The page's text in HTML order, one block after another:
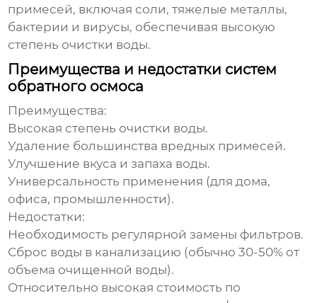
примесей, включая соли, тяжелые металлы,
бактерии и вирусы, обеспечивая высокую
степень очистки воды.
Преимущества и недостатки систем
обратного осмоса
Преимущества:
Высокая степень очистки воды.
Удаление большинства вредных примесей.
Улучшение вкуса и запаха воды.
Универсальность применения (для дома,
офиса, промышленности).
Недостатки:
Необходимость регулярной замены фильтров.
Сброс воды в канализацию (обычно 30-50% от
объема очищенной воды).
Относительно высокая стоимость по